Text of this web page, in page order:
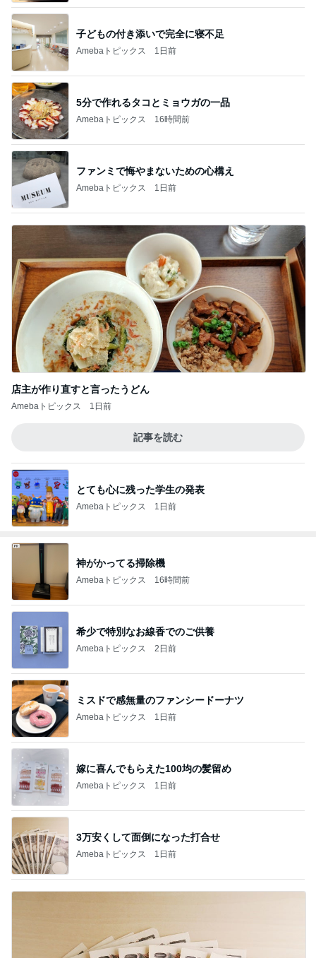
子どもの付き添いで完全に寝不足
Amebaトピックス 1日前
5分で作れるタコとミョウガの一品
Amebaトピックス 16時間前
ファンミで悔やまないための心構え
Amebaトピックス 1日前
店主が作り直すと言ったうどん
Amebaトピックス 1日前
記事を読む
とても心に残った学生の発表
Amebaトピックス 1日前
神がかってる掃除機
Amebaトピックス 16時間前
希少で特別なお線香でのご供養
Amebaトピックス 2日前
ミスドで感無量のファンシードーナツ
Amebaトピックス 1日前
嫁に喜んでもらえた100均の髪留め
Amebaトピックス 1日前
3万安くして面倒になった打合せ
Amebaトピックス 1日前